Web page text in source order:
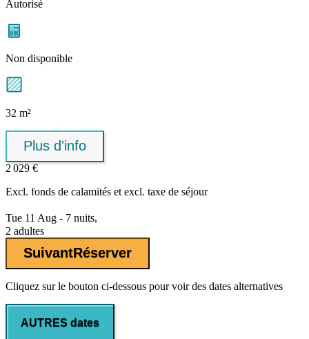
Autorisé
Non disponible
32 m²
Plus d'info
2 029 €
Excl. fonds de calamités et excl. taxe de séjour
Tue 11 Aug - 7 nuits,
2 adultes
SuivantRéserver
Cliquez sur le bouton ci-dessous pour voir des dates alternatives
AUTRES dates